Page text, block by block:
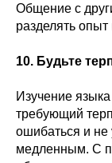
Общение с
разделять
10. Будьте
Изучение
требующий
ошибаться и не
медленным. С